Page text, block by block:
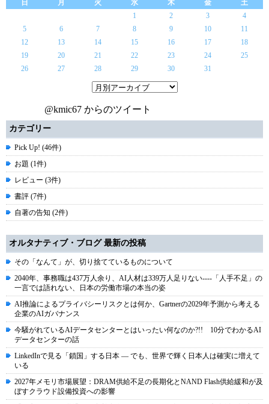
日
月 火 水 木 金
土
1
2 3
4
5
6 7 8 9 10
11
12
13 14 15 16 17
18
19
20 21 22 23 24
25
26
27 28 29 30 31
@kmic67 からのツイート
カテゴリー
Pick Up! (46件)
お題 (1件)
レビュー (3件)
書評 (7件)
自著の告知 (2件)
オルタナティブ・ブログ 最新の投稿
その「なんて」が、切り捨てているものについて
2040年、事務職は437万人余り、AI人材は339万人足りない----「人手不足」の
一言では語れない、日本の労働市場の本当の姿
AI推論によるプライバシーリスクとは何か、Gartnerの2029年予測から考える
企業のAIガバナンス
今騒がれているAIデータセンターとはいったい何なのか?!! 10分でわかるAI
データセンターの話
LinkedInで見る「鎖国」する日本 ― でも、世界で輝く日本人は確実に増えて
いる
2027年メモリ市場展望：DRAM供給不足の長期化とNAND Flash供給緩和が及
ぼすクラウド設備投資への影響